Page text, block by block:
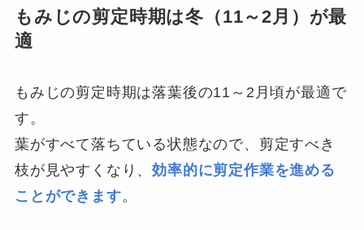
もみじの剪定時期は冬（11～2月）が最
適
もみじの剪定時期は落葉後の11～2月頃が最適で
す。
葉がすべて落ちている状態なので、剪定すべき
枝が見やすくなり、効率的に剪定作業を進める
ことができます。